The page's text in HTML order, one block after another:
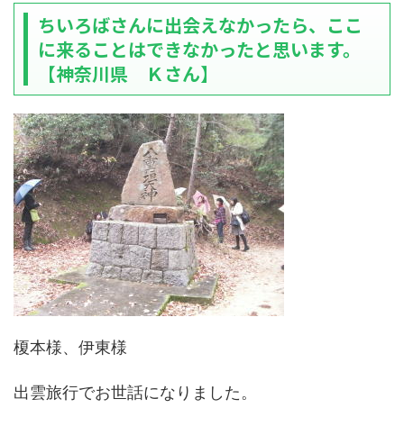
ちいろばさんに出会えなかったら、ここ
に来ることはできなかったと思います。
【神奈川県 Ｋさん】
榎本様、伊東様
出雲旅行でお世話になりました。